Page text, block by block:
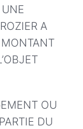
A
MONTANT
OU
DU